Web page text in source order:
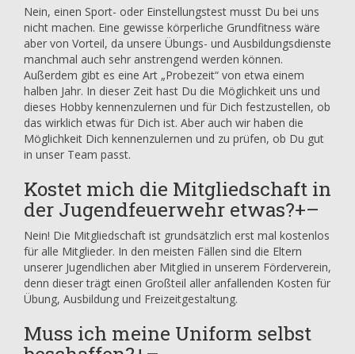
Nein, einen Sport- oder Einstellungstest musst Du bei uns
nicht machen. Eine gewisse körperliche Grundfitness wäre
aber von Vorteil, da unsere Übungs- und Ausbildungsdienste
manchmal auch sehr anstrengend werden können.
Außerdem gibt es eine Art „Probezeit“ von etwa einem
halben Jahr. In dieser Zeit hast Du die Möglichkeit uns und
dieses Hobby kennenzulernen und für Dich festzustellen, ob
das wirklich etwas für Dich ist. Aber auch wir haben die
Möglichkeit Dich kennenzulernen und zu prüfen, ob Du gut
in unser Team passt.
Kostet mich die Mitgliedschaft in
der Jugendfeuerwehr etwas?+–
Nein! Die Mitgliedschaft ist grundsätzlich erst mal kostenlos
für alle Mitglieder. In den meisten Fällen sind die Eltern
unserer Jugendlichen aber Mitglied in unserem Förderverein,
denn dieser trägt einen Großteil aller anfallenden Kosten für
Übung, Ausbildung und Freizeitgestaltung.
Muss ich meine Uniform selbst